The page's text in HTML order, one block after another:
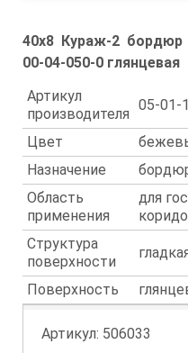
40x8 Кураж-2 бордюр
00-04-050-0 глянцевая
Артикул
производителя
05-01-
Цвет
Назначение
Область
применения
для
Структура
поверхности
Поверхность
Артикул: 506033